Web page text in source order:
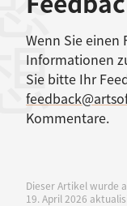
Wenn Sie
Informationen
Sie bitte Ihr
Kommentare.
Dieser Artikel wurde
19. April 2026